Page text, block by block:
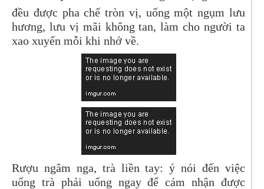
đều được pha chế tròn vị, uống một ngụm lưu
hương, lưu vị mãi không tan, làm cho người ta
xao xuyến mỗi khi nhớ về.
Rượu ngâm nga, trà liền tay: ý nói đến việc
uống trà phải uống ngay để cảm nhận được